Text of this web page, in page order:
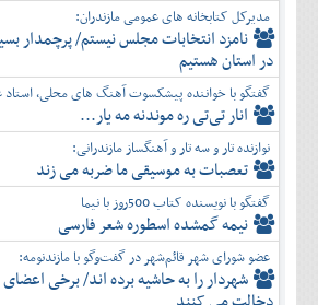
مدیرکل کتابخانه های عمومی مازندران:
نامزد انتخابات مجلس نیستم/ پرچمدار
در استان هستیم
گفتگو با خواننده پیشکسوت آهنگ های محلی، استاد
انار تی‌تی ره موندنه مه یار...
نوازنده تار و سه تار و آهنگساز مازندرانی:
تعصبات به موسیقی ما ضربه می زند
گفتگو با نویسنده کتاب 500روز با نیما
نیمه گمشده اسطوره شعر فارسی
عضو شورای شهر قائم‌شهر در گفت‌و‌گو با مازندنومه:
شهردار را به حاشیه برده اند/ برخی